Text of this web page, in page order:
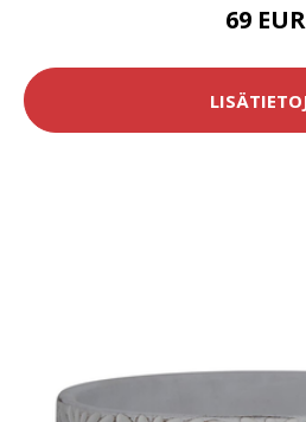
69 EUR